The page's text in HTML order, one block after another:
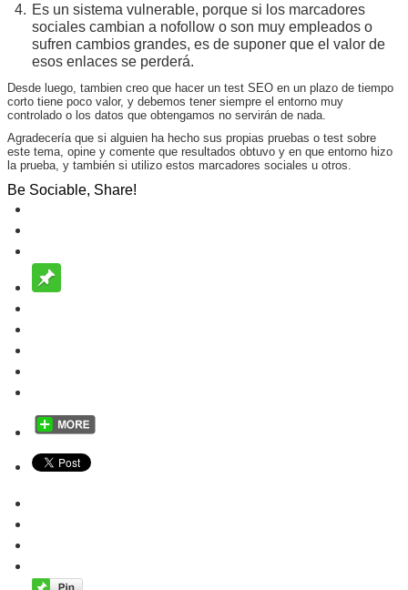
Es un sistema vulnerable, porque si los marcadores
sociales cambian a nofollow o son muy empleados o
sufren cambios grandes, es de suponer que el valor de
esos enlaces se perderá.
Desde luego, tambien creo que hacer un test SEO en un plazo de tiempo
corto tiene poco valor, y debemos tener siempre el entorno muy
controlado o los datos que obtengamos no servirán de nada.
Agradecería que si alguien ha hecho sus propias pruebas o test sobre
este tema, opine y comente que resultados obtuvo y en que entorno hizo
la prueba, y también si utilizo estos marcadores sociales u otros.
Be Sociable, Share!